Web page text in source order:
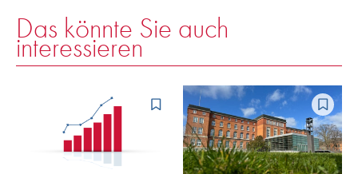
Das könnte Sie auch
interessieren